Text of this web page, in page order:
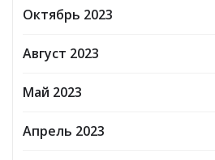
Октябрь 2023
Август 2023
Май 2023
Апрель 2023